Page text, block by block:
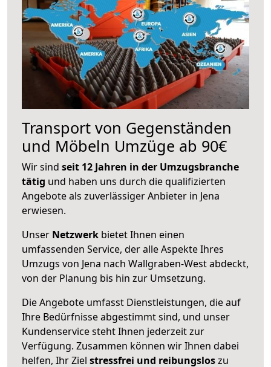
Transport von Gegenständen
und Möbeln Umzüge ab 90€
Wir sind seit 12 Jahren in der Umzugsbranche
tätig und haben uns durch die qualifizierten
Angebote als zuverlässiger Anbieter in Jena
erwiesen.
Unser Netzwerk bietet Ihnen einen
umfassenden Service, der alle Aspekte Ihres
Umzugs von Jena nach Wallgraben-West abdeckt,
von der Planung bis hin zur Umsetzung.
Die Angebote umfasst Dienstleistungen, die auf
Ihre Bedürfnisse abgestimmt sind, und unser
Kundenservice steht Ihnen jederzeit zur
Verfügung. Zusammen können wir Ihnen dabei
helfen, Ihr Ziel stressfrei und reibungsloszu